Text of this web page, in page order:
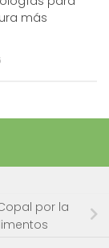
más
por la